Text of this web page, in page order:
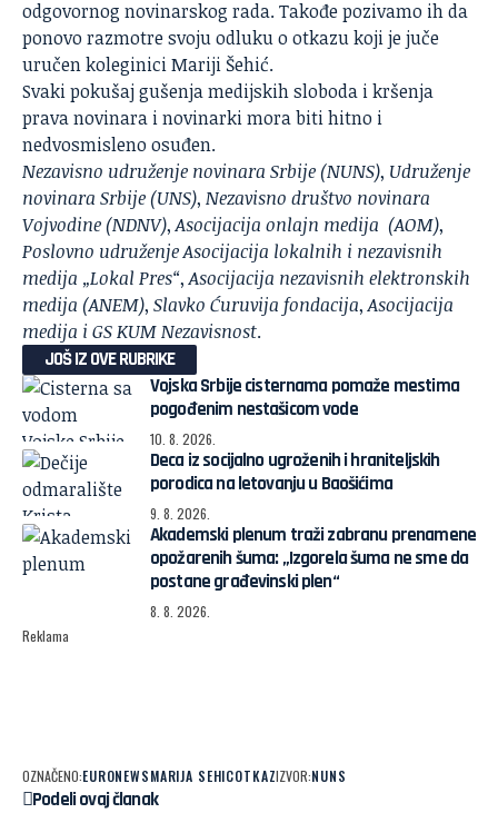
odgovornog novinarskog rada. Takođe pozivamo ih da
ponovo razmotre svoju odluku o otkazu koji je juče
uručen koleginici Mariji Šehić.
Svaki pokušaj gušenja medijskih sloboda i kršenja
prava novinara i novinarki mora biti hitno i
nedvosmisleno osuđen.
Nezavisno udruženje novinara Srbije (NUNS), Udruženje
novinara Srbije (UNS), Nezavisno društvo novinara
Vojvodine (NDNV),Asocijacija onlajn medija (AOM),
Poslovno udruženje Asocijacija lokalnih i nezavisnih
medija „Lokal Pres“,Asocijacija nezavisnih elektronskih
medija (ANEM), Slavko Ćuruvija fondacija,Asocijacija
medija i GS KUM Nezavisnost.
JOŠ IZ OVE RUBRIKE
Vojska Srbije cisternama pomaže mestima
pogođenim nestašicom vode
10. 8. 2026.
Deca iz socijalno ugroženih i hraniteljskih
porodica na letovanju u Baošićima
9. 8. 2026.
Akademski plenum traži zabranu prenamene
opožarenih šuma: „Izgorela šuma ne sme da
postane građevinski plen“
8. 8. 2026.
Reklama
OZNAČENO:EURONEWSMARIJA SEHICOTKAZIZVOR:NUNS
Podeli ovaj članak